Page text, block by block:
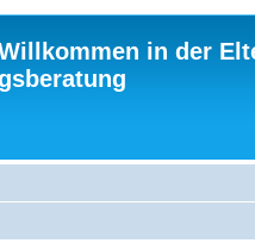
in der